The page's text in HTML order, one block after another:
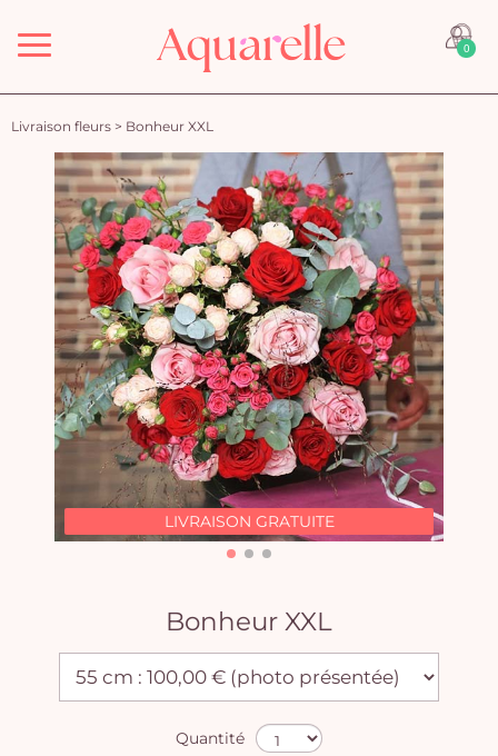
Menu 0
Livraison fleurs > Bonheur XXL
LIVRAISON GRATUITE
Bonheur XXL
Quantité